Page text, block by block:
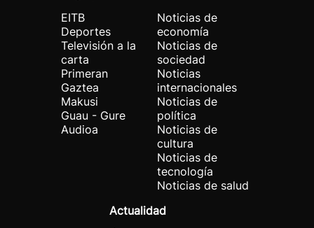
EITB
Deportes
Televisión a la
carta
Primeran
Gaztea
Makusi
Guau - Gure
Audioa
Noticias de
economía
Noticias de
sociedad
Noticias
internacionales
Noticias de
política
Noticias de
cultura
Noticias de
tecnología
Noticias de salud
Actualidad